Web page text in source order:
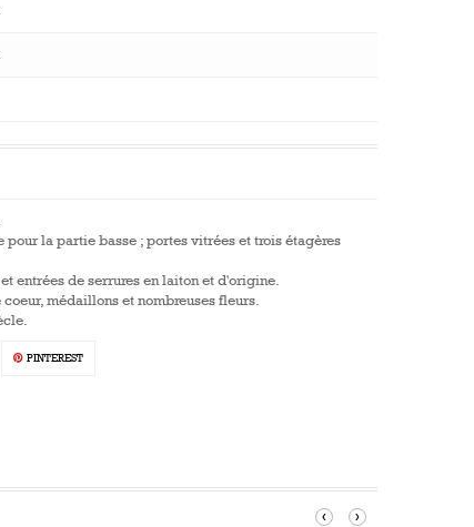
la partie basse ; portes vitrées et trois étagères
entrées de serrures en laiton et d'origine.
médaillons et nombreuses fleurs.
PINTEREST
‹ ›